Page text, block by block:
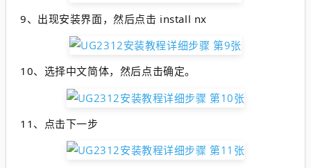
9、出现安装界面，然后点击 install nx
10、选择中文简体，然后点击确定。
11、点击下一步